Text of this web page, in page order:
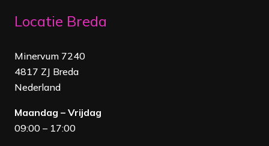
Locatie Breda
Minervum 7240
4817 ZJ Breda
Nederland
Maandag – Vrijdag
09:00 – 17:00